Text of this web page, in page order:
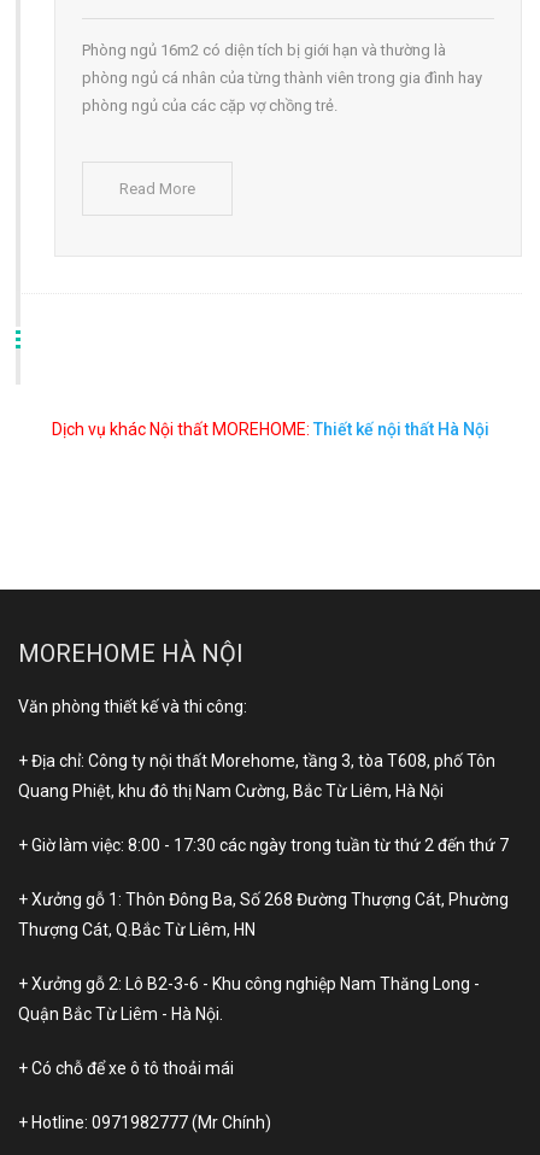
Phòng ngủ 16m2 có diện tích bị giới hạn và thường là
phòng ngủ cá nhân của từng thành viên trong gia đình hay
phòng ngủ của các cặp vợ chồng trẻ.
Read More
Dịch vụ khác Nội thất MOREHOME: Thiết kế nội thất Hà Nội
MOREHOME HÀ NỘI
Văn phòng thiết kế và thi công:
+ Địa chỉ: Công ty nội thất Morehome, tầng 3, tòa T608, phố Tôn
Quang Phiệt, khu đô thị Nam Cường, Bắc Từ Liêm, Hà Nội
+ Giờ làm việc: 8:00 - 17:30 các ngày trong tuần từ thứ 2 đến thứ 7
+ Xưởng gỗ 1: Thôn Đông Ba, Số 268 Đường Thượng Cát, Phường
Thượng Cát, Q.Bắc Từ Liêm, HN
+ Xưởng gỗ 2: Lô B2-3-6 - Khu công nghiệp Nam Thăng Long -
Quận Bắc Từ Liêm - Hà Nội.
+ Có chỗ để xe ô tô thoải mái
+ Hotline: 0971982777(Mr Chính)